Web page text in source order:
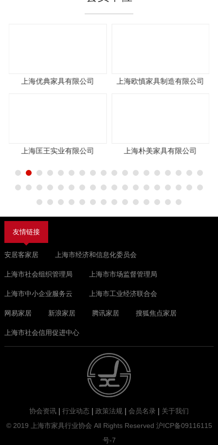
典家具有限公司
王实业有限公司
上海欧慎家具制造有限公司
上海朴美家具有限公司
上海汉
上海艾
友情链接
安居客家居 上海市经济和信息化委员会
上海市社会组织管理局 上海市市场监督管理局
上海市中小企业服务云 上海市工业经济联合会
网易家居 新浪家居 腾讯家居 搜狐焦点家居
上海市社会信用促进中心
协会资讯 行业动态 政策法规 会员名录
关于我们
© 2019 上海市家具行业协会 All Rights Reserved 沪ICP备09116115
号-7